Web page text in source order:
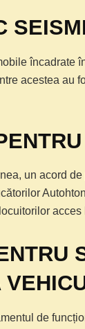
încadrate
acestea au
un acord
acces
de